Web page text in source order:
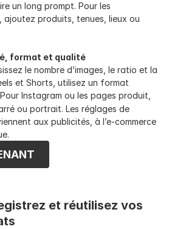
un long prompt. Pour les
ajoutez produits, tenues, lieux ou
format et qualité
le nombre d’images, le ratio et la
et Shorts, utilisez un format
Instagram ou les pages produit,
ou portrait. Les réglages de
aux publicités, à l’e-commerce
et réutilisez vos